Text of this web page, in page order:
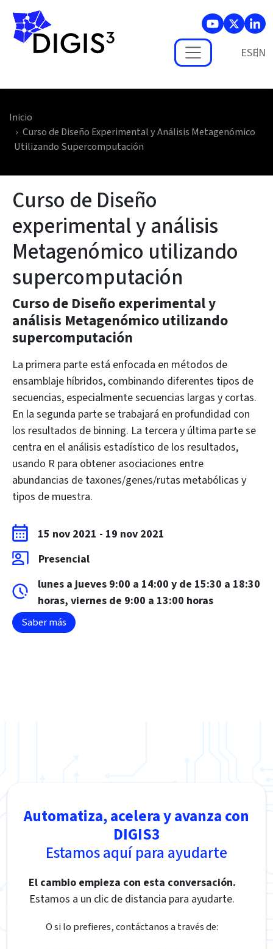
Skip to main content
ES
Inicio
Curso de Diseño Experimental y Análisis Metagenómico
Utilizando Supercomputación
Curso de Diseño
experimental y análisis
Metagenómico utilizando
supercomputación
Curso de Diseño experimental y
análisis Metagenómico utilizando
supercomputación
La primera parte está enfocada en métodos de
ensamblaje híbridos, combinando diferentes tipos de
secuencias, especialmente secuencias largas y cortas.
En la segunda parte se trabajará en profundidad con
los resultados de binning. La tercera y última parte se
centra en el análisis estadístico de los resultados,
usando R para obtener asociaciones entre
abundancias de taxones/genes/rutas metabólicas y
tipos de muestra.
15 nov 2021 - 19 nov 2021
Presencial
lunes a jueves 9:00 a 14:00 y de 15:30 a 18:30
horas, viernes de 9:00 a 13:00 horas
Saber más
Automatiza, acelera y avanza con
DIGIS3
Estamos aquí para ayudarte
El cambio empieza con esta conversación.
Estamos a un clic de distancia para ayudarte.
O si lo prefieres, contáctanos a través de: